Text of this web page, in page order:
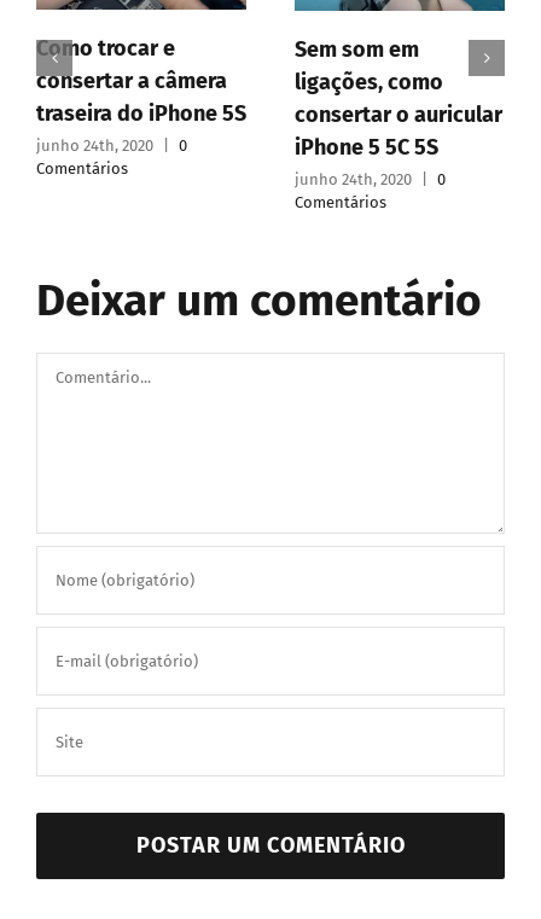
Como trocar e
consertar a câmera
traseira do iPhone 5S
junho 24th, 2020
0
Comentários
Sem som em
ligações, como
consertar o auricular
iPhone 5 5C 5S
junho 24th, 2020
0
Comentários
Deixar um comentário
Comentário